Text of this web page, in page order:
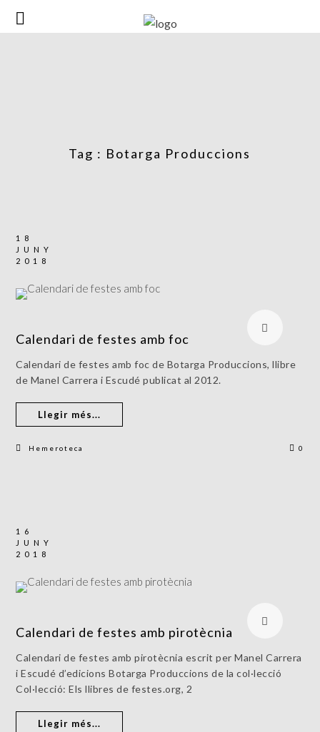
Tag : Botarga Produccions
18
JUNY
2018
Calendari de festes amb foc
Calendari de festes amb foc de Botarga Produccions, llibre
de Manel Carrera i Escudé publicat al 2012.
Llegir més...
Hemeroteca 0
16
JUNY
2018
Calendari de festes amb pirotècnia
Calendari de festes amb pirotècnia escrit per Manel Carrera
i Escudé d’edicions Botarga Produccions de la col·lecció
Col·lecció: Els llibres de festes.org, 2
Llegir més...